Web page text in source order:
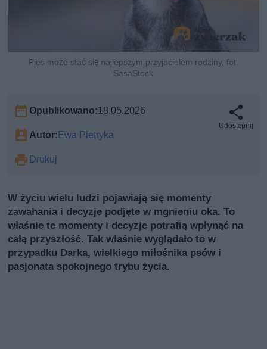
Pies może stać się najlepszym przyjacielem rodziny, fot.
SasaStock
Opublikowano:18.05.2026
Autor: Ewa Pietryka
Drukuj
Udostępnij
W życiu wielu ludzi pojawiają się momenty
zawahania i decyzje podjęte w mgnieniu oka. To
właśnie te momenty i decyzje potrafią wpłynąć na
całą przyszłość. Tak właśnie wyglądało to w
przypadku Darka, wielkiego miłośnika psów i
pasjonata spokojnego trybu życia.